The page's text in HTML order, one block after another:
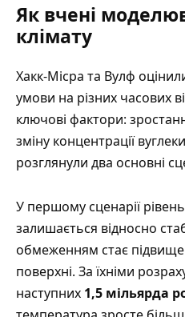
Як вчені
клімату
Хакк-Місра та Вулф
умови на різних часових
ключові фактори:
зміну концентрації
розглянули два основні
У першому сценарії
залишається відносно
обмеженням стає
поверхні. За їхніми
наступних 1,5 мільярда